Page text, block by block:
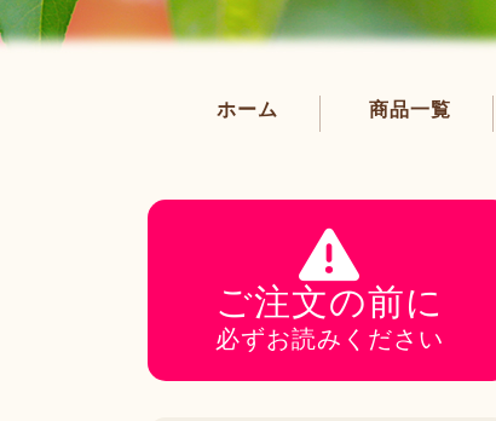
ホーム 商品一覧
ご注文の前に
必ずお読みください